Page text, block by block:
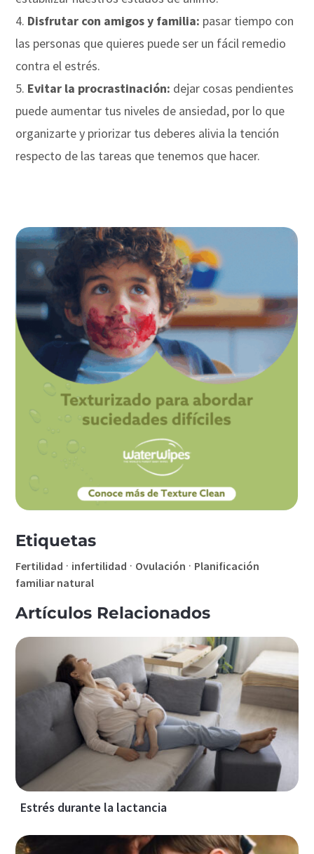
Disfrutar con amigos y familia: pasar tiempo con
las personas que quieres puede ser un fácil remedio
contra el estrés.
Evitar la procrastinación: dejar cosas pendientes
puede aumentar tus niveles de ansiedad, por lo que
organizarte y priorizar tus deberes alivia la tención
respecto de las tareas que tenemos que hacer.
Etiquetas
Fertilidad · infertilidad · Ovulación · Planificación
familiar natural
Artículos Relacionados
Estrés durante la lactancia